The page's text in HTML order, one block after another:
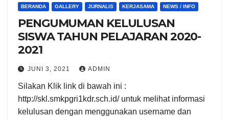
BERANDA GALLERY JURNALIS KERJASAMA NEWS / INFO
PENGUMUMAN KELULUSAN
SISWA TAHUN PELAJARAN 2020-
2021
JUNI 3, 2021 ADMIN
Silakan Klik link di bawah ini :
http://skl.smkpgri1kdr.sch.id/ untuk melihat informasi
kelulusan dengan menggunakan username dan